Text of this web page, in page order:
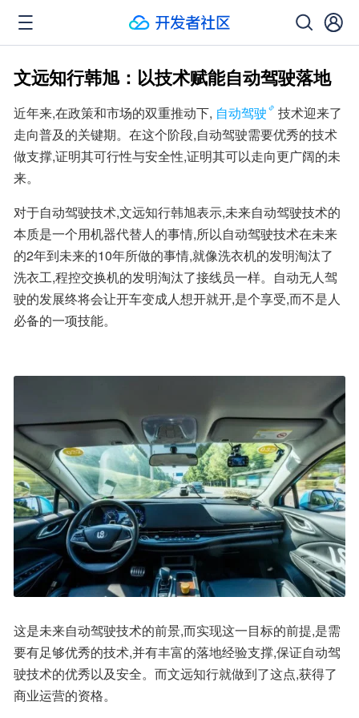
文远知行韩旭：以技术赋能自动驾驶落地
近年来,在政策和市场的双重推动下, 自动驾驶
技术迎来了
走向普及的关键期。在这个阶段,自动驾驶需要优秀的技术
做支撑,证明其可行性与安全性,证明其可以走向更广阔的未
来。
对于自动驾驶技术,文远知行韩旭表示,未来自动驾驶技术的
本质是一个用机器代替人的事情,所以自动驾驶技术在未来
的2年到未来的10年所做的事情,就像洗衣机的发明淘汰了
洗衣工,程控交换机的发明淘汰了接线员一样。自动无人驾
驶的发展终将会让开车变成人想开就开,是个享受,而不是人
必备的一项技能。
这是未来自动驾驶技术的前景,而实现这一目标的前提,是需
要有足够优秀的技术,并有丰富的落地经验支撑,保证自动驾
驶技术的优秀以及安全。而文远知行就做到了这点,获得了
商业运营的资格。